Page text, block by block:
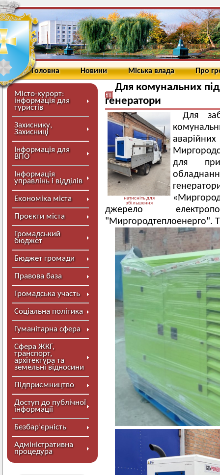
Головна Новини Міська влада Про
Місто-курорт:
інформація для
туристів
Захиснику,
Захисниці
Інформація для
ВПО
Інформація
управлінь і відділів
Економіка міста
Проєкти міста
Громадський
бюджет
Бюджет громади
Правова база
Громадська участь
Соціальна політика
Гуманітарна сфера
Сфера ЖКГ,
транспорт,
архітектура та
земельні відносини
Підприємництво
Доступ до публічної
інформації
Безбар’єрність
Адміністративна
процедура
Для комунальних
генератори
натисніть для
збільшення
Для
для
джерело
"Миргородтеплоенерго".